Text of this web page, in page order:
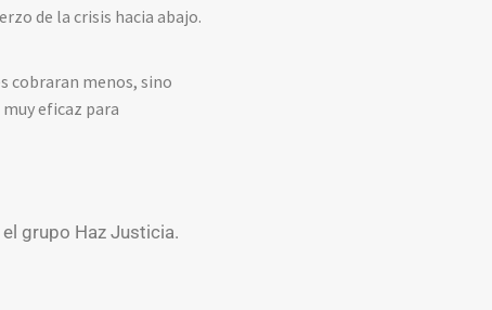
de la crisis hacia abajo.
cobraran menos, sino
eficaz para
grupo Haz Justicia.